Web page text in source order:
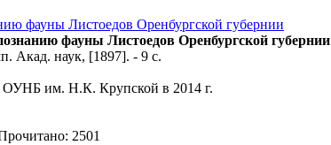
фауны Листоедов Оренбургской губернии
фауны Листоедов Оренбургской губернии
Акад. наук, [1897]. - 9 с.
ОУНБ им. Н.К. Крупской в 2014 г.
2501